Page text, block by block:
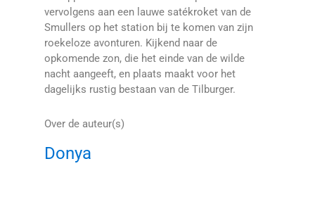
vervolgens aan een lauwe satékroket van de
Smullers op het station bij te komen van zijn
roekeloze avonturen. Kijkend naar de
opkomende zon, die het einde van de wilde
nacht aangeeft, en plaats maakt voor het
dagelijks rustig bestaan van de Tilburger.
Over de auteur(s)
Donya